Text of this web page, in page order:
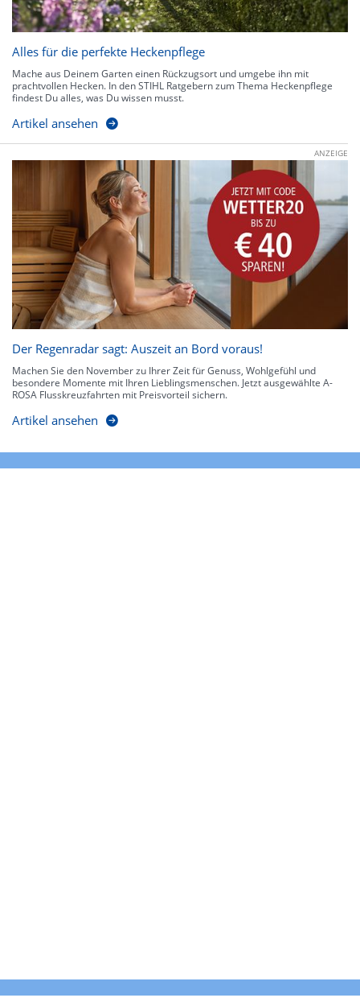
Alles für die perfekte Heckenpflege
Mache aus Deinem Garten einen Rückzugsort und umgebe ihn mit
prachtvollen Hecken. In den STIHL Ratgebern zum Thema Heckenpflege
findest Du alles, was Du wissen musst.
Artikel ansehen
ANZEIGE
Der Regenradar sagt: Auszeit an Bord voraus!
Machen Sie den November zu Ihrer Zeit für Genuss, Wohlgefühl und
besondere Momente mit Ihren Lieblingsmenschen. Jetzt ausgewählte A-
ROSA Flusskreuzfahrten mit Preisvorteil sichern.
Artikel ansehen